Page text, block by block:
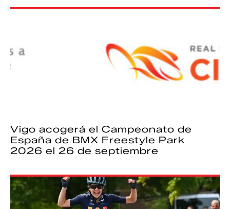
Vigo acogerá el Campeonato de
España de BMX Freestyle Park
2026 el 26 de septiembre